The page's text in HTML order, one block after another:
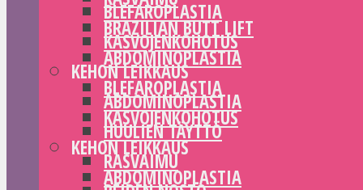
BLEFAROPLASTIA
KASVOJENKOHOTUS
KEHON LEIKKAUS
ABDOMINOPLASTIA
HUULIEN TÄYTTÖ
RASVAIMU
BRAZILIAN BUTT LIFT
ABDOMINOPLASTIA
BLEFAROPLASTIA
KASVOJENKOHOTUS
KEHON LEIKKAUS
ABDOMINOPLASTIA